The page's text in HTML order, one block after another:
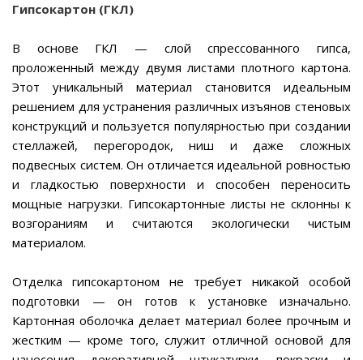
Гипсокартон (ГКЛ)
В основе ГКЛ — слой спрессованного гипса,
проложенный между двумя листами плотного картона.
Этот уникальный материал становится идеальным
решением для устранения различных изъянов стеновых
конструкций и пользуется популярностью при создании
стеллажей, перегородок, ниш и даже сложных
подвесных систем. Он отличается идеальной ровностью
и гладкостью поверхности и способен переносить
мощные нагрузки. Гипсокартонные листы не склонны к
возгораниям и считаются экологически чистым
материалом.
Отделка гипсокартоном не требует никакой особой
подготовки — он готов к установке изначально.
Картонная оболочка делает материал более прочным и
жестким — кроме того, служит отличной основой для